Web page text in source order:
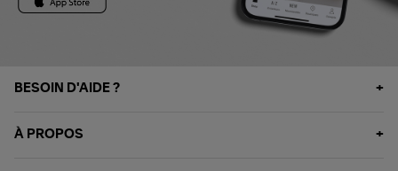
BESOIN D'AIDE ?
À PROPOS